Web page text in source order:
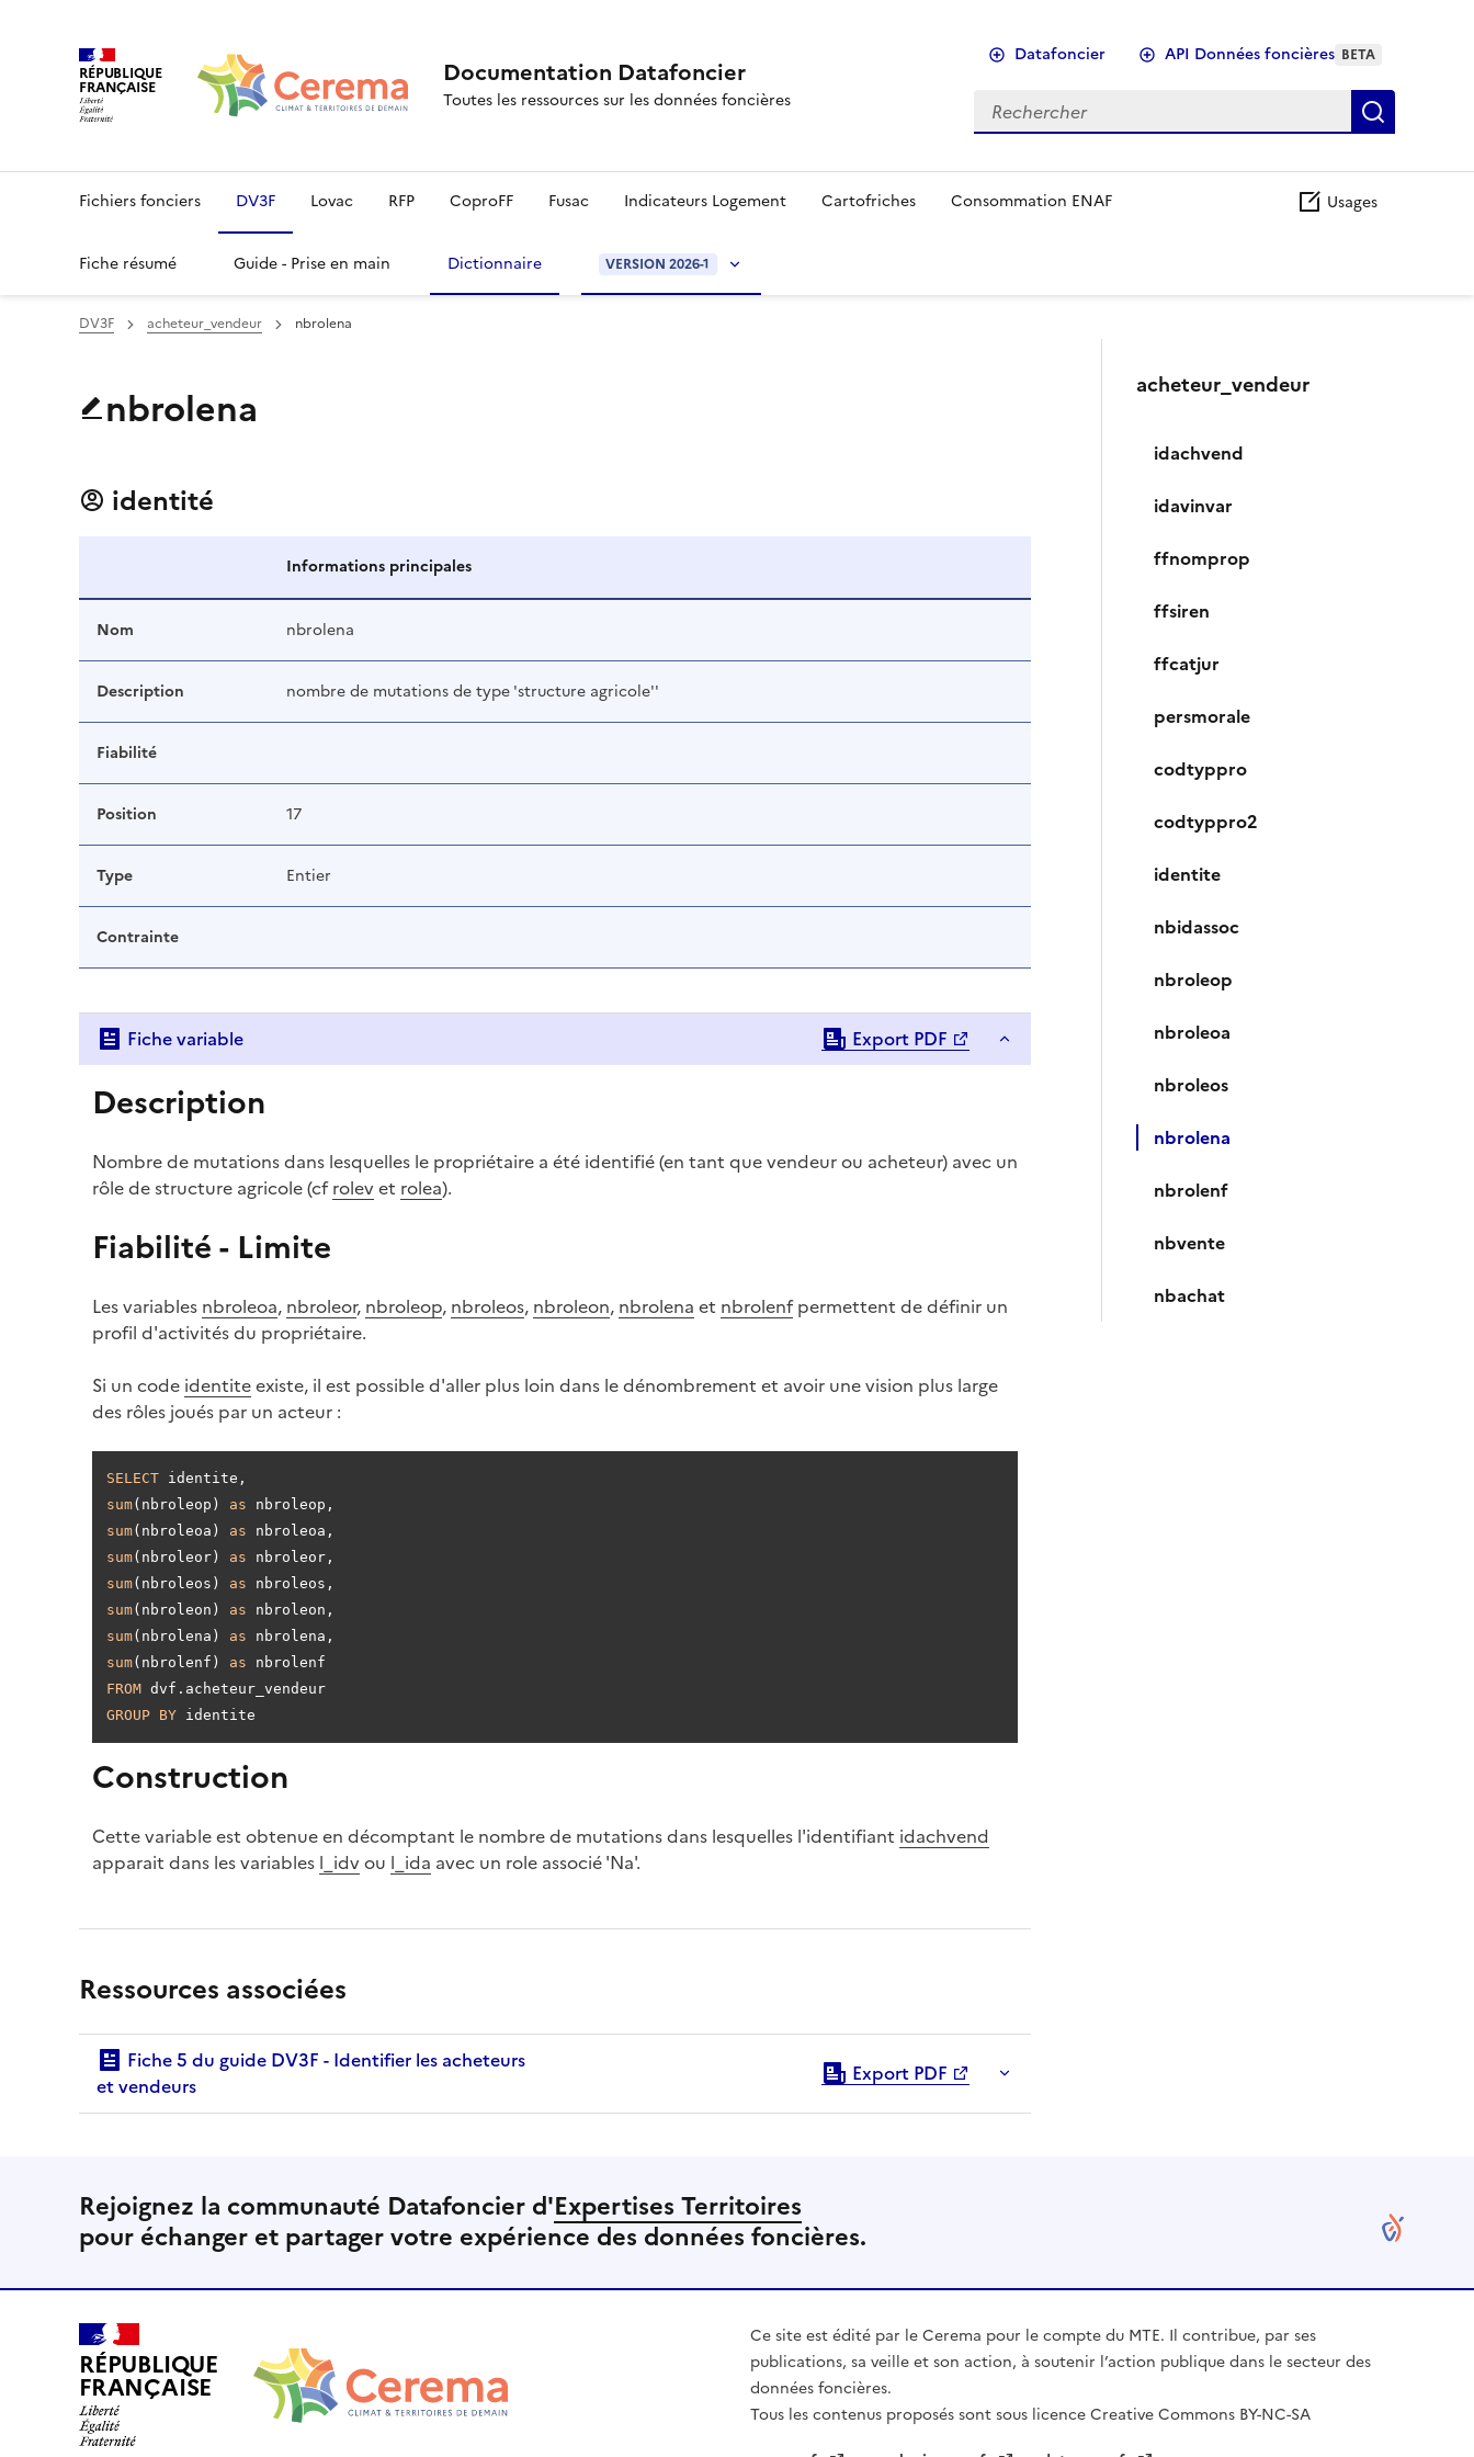
RÉPUBLIQUE
FRANÇAISE Documentation Datafoncier
Toutes les ressources sur les données foncières
Datafoncier API Données foncières BETA
Rechercher
Fichiers fonciers DV3F Lovac RFP CoproFF Fusac Indicateurs Logement Cartofriches Consommation ENAF Usages
Fiche résumé Guide - Prise en main Dictionnaire VERSION 2026-1
DV3F acheteur_vendeur nbrolena
nbrolena
identité
Informations principales
Nom nbrolena
Description nombre de mutations de type 'structure agricole''
Fiabilité
Position 17
Type Entier
Contrainte
Fiche variable Export PDF
Description
Nombre de mutations dans lesquelles le propriétaire a été identifié (en tant que vendeur ou acheteur) avec un
rôle de structure agricole (cfrolevet rolea).
Fiabilité - Limite
Les variables nbroleoa, nbroleor, nbroleop, nbroleos, nbroleon, nbrolena et nbrolenfpermettent de définir un
profil d'activités du propriétaire.
Si un code identiteexiste, il est possible d'aller plus loin dans le dénombrement et avoir une vision plus large
des rôles joués par un acteur :
SELECT
sum(nbroleop) as
sum(nbroleoa) as
sum(nbroleor) as
sum(nbroleos) as
sum(nbroleon) as
sum(nbrolena) as
sum(nbrolenf) as
FROM
GROUP BY
Construction
Cette variable est obtenue en décomptant le nombre de mutations dans lesquelles l'identifiant idachvend
apparait dans les variables l_idvou l_ida avec un role associé 'Na'.
Ressources associées
et vendeurs
Export PDF
acheteur_vendeur
idachvend
idavinvar
ffnomprop
ffsiren
ffcatjur
persmorale
codtyppro
codtyppro2
identite
nbidassoc
nbroleop
nbroleoa
nbroleos
nbrolena
nbrolenf
nbvente
nbachat
Rejoignez la communauté Datafoncier d'Expertises Territoires
pour échanger et partager votre expérience des données foncières.
RÉPUBLIQUE
FRANÇAISE
Ce site est édité par le Cerema pour le compte du MTE. Il contribue, par ses
publications, sa veille et son action, à soutenir l’action publique dans le secteur des
données foncières.
Tous les contenus proposés sont sous licence Creative Commons BY-NC-SA